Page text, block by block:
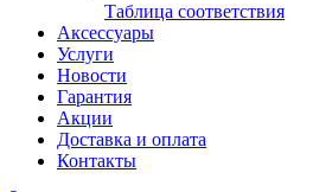
Таблица соответствия
Аксессуары
Услуги
Новости
Гарантия
Акции
Доставка и оплата
Контакты